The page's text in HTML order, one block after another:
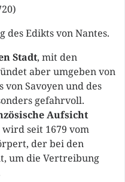
des Edikts von Nantes.
Stadt, mit den
aber umgeben von
von Savoyen und des
gefahrvoll.
Aufsicht
seit 1679 vom
der bei den
um die Vertreibung